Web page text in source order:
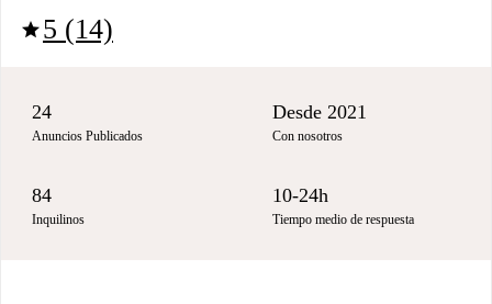
star5 (14)
24
Anuncios Publicados
Desde 2021
Con nosotros
84
Inquilinos
10-24h
Tiempo medio de respuesta